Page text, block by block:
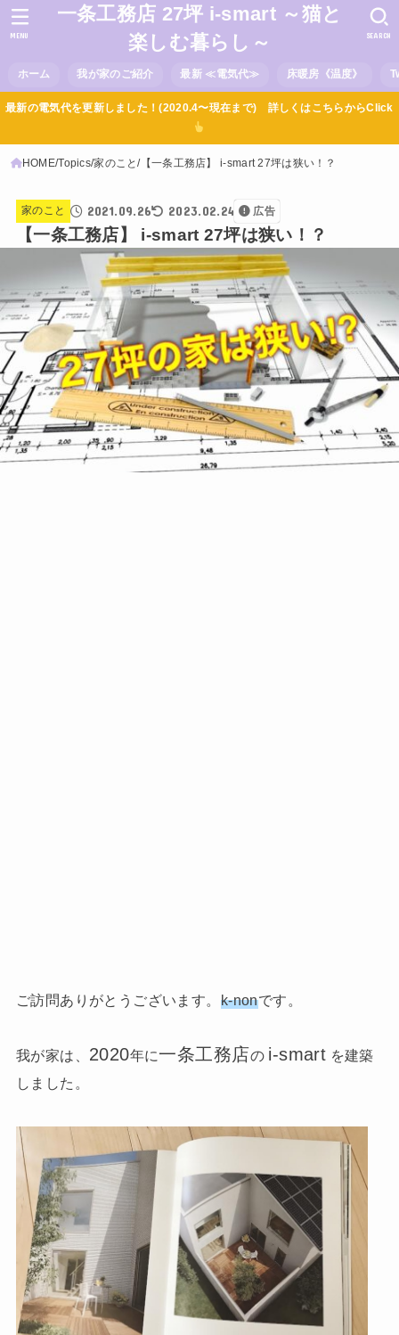
一条工務店 27坪 i-smart ～猫と
楽しむ暮らし～
ホーム 我が家のご紹介 最新 ≪電気代≫ 床暖房《温度》
SEARCH
MENU
最新の電気代を更新しました！(2020.4〜現在まで) 詳しくはこちらからClick
HOME Topics 家のこと 【一条工務店】 i-smart 27坪は狭い！？
家のこと 2021.09.26 2023.02.24 広告
【一条工務店】 i-smart 27坪は狭い！？
ご訪問ありがとうございます。 k-nonです。
我が家は、 2020年に一条工務店の i-smart を建築
しました。